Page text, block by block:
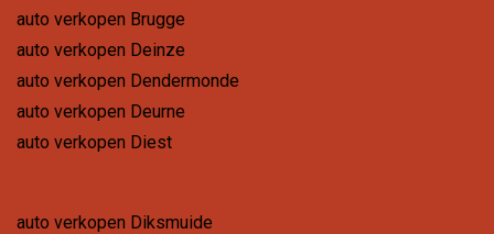
auto verkopen Brugge
auto verkopen Deinze
auto verkopen Dendermonde
auto verkopen Deurne
auto verkopen Diest
auto verkopen Diksmuide